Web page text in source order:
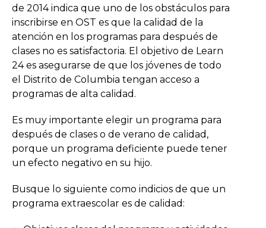
de 2014 indica que uno de los obstáculos para
inscribirse en OST es que la calidad de la
atención en los programas para después de
clases no es satisfactoria. El objetivo de Learn
24 es asegurarse de que los jóvenes de todo
el Distrito de Columbia tengan acceso a
programas de alta calidad.
Es muy importante elegir un programa para
después de clases o de verano de calidad,
porque un programa deficiente puede tener
un efecto negativo en su hijo.
Busque lo siguiente como indicios de que un
programa extraescolar es de calidad: